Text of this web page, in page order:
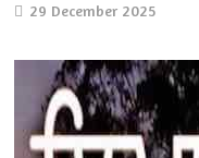
29 December 2025